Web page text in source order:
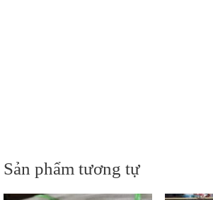
Sản phẩm tương tự